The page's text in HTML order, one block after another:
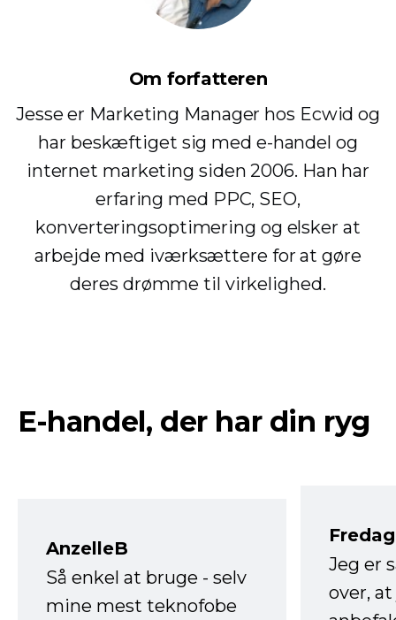
Om forfatteren
Jesse er Marketing Manager hos Ecwid og
har beskæftiget sig med e-handel og
internet marketing siden 2006. Han har
erfaring med PPC, SEO,
konverteringsoptimering og elsker at
arbejde med iværksættere for at gøre
deres drømme til virkelighed.
E-handel, der har din ryg
AnzelleB
Så enkel at bruge - selv
mine mest teknofobe
Jeg er
over,